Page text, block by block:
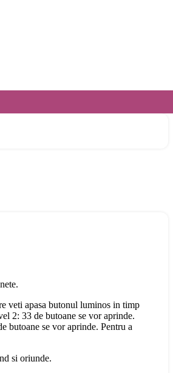
veti apasa butonul luminos in timp
2: 33 de butoane se vor aprinde.
butoane se vor aprinde. Pentru a
si oriunde.